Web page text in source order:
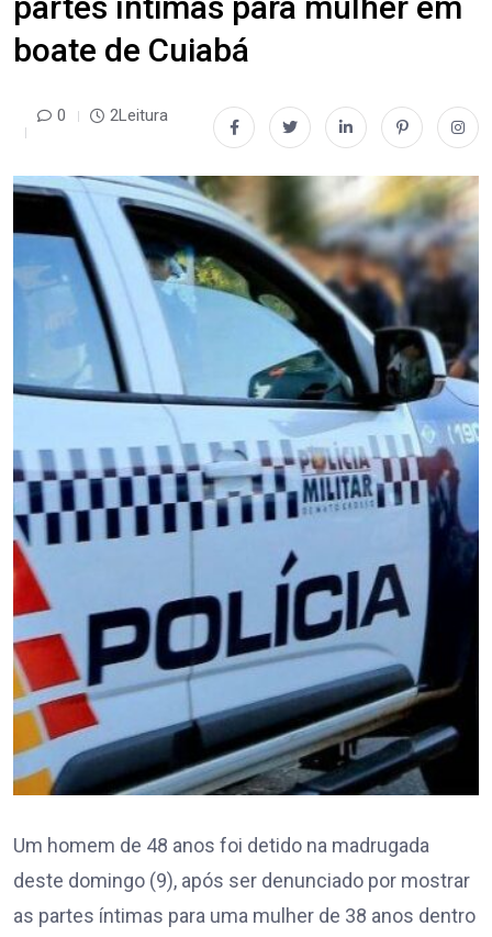
boate de Cuiabá
0 2Leitura
Um homem de 48 anos foi detido na madrugada
deste domingo (9), após ser denunciado por mostrar
as partes íntimas para uma mulher de 38 anos dentro